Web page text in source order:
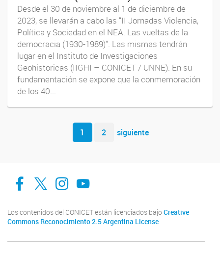
Desde el 30 de noviembre al 1 de diciembre de
2023, se llevarán a cabo las “II Jornadas Violencia,
Política y Sociedad en el NEA. Las vueltas de la
democracia (1930-1989)”. Las mismas tendrán
lugar en el Instituto de Investigaciones
Geohistoricas (IIGHI – CONICET / UNNE). En su
fundamentación se expone que la conmemoración
de los 40...
Navegador de artículos
1 2 siguiente
facebook
twitter
Instagram
Canal de Youtube
Los contenidos del CONICET están licenciados bajo Creative
Commons Reconocimiento 2.5 Argentina License